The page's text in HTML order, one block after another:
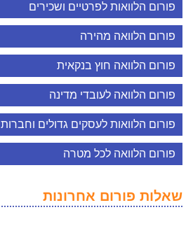
פורום הלוואות לפרטיים ושכירים
פורום הלוואה מהירה
פורום הלוואה חוץ בנקאית
פורום הלוואה לעובדי מדינה
פורום הלוואות לעסקים גדולים וחברות
פורום הלוואה לכל מטרה
שאלות פורום אחרונות